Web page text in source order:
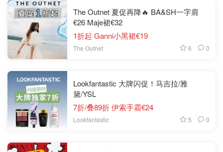
The Outnet 夏促再降🔥 BA&SH一字肩
€26 Maje裙€32
1折起 Ganni小黑裙€19
The Outnet 6 0
Lookfantastic 大牌闪促！马吉拉/雅
黛/YSL
7折/叠89折 伊索手霜€24
Lookfantastic 5 0